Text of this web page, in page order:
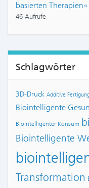
basierten
46 Aufrufe
Schlagwörter
3D-Druck Additive
Biointelligente
Biointelligenter Konsum
Biointelligente
Transformation